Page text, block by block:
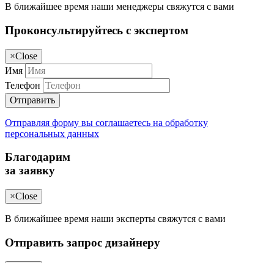
В ближайшее время наши менеджеры свяжутся с вами
Проконсультируйтесь с экспертом
×Close
Имя
Телефон
Отправить
Отправляя форму вы соглашаетесь на обработку
персональных данных
Благодарим
за заявку
×Close
В ближайшее время наши эксперты свяжутся с вами
Отправить запрос дизайнеру